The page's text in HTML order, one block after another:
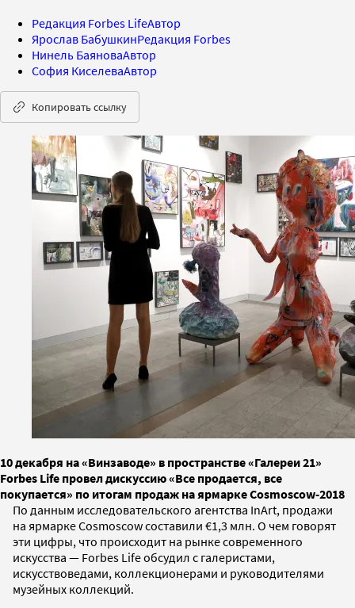
Редакция Forbes LifeАвтор
Ярослав БабушкинРедакция Forbes
Нинель БаяноваАвтор
София КиселеваАвтор
Копировать ссылку
10 декабря на «Винзаводе» в пространстве «Галереи 21»
Forbes Life провел дискусcию «Все продается, все
покупается» по итогам продаж на ярмарке Cosmoscow-2018
По данным исследовательского агентства InArt, продажи
на ярмарке Cosmoscow составили €1,3 млн. О чем говорят
эти цифры, что происходит на рынке современного
искусства — Forbes Life обсудил с галеристами,
искусствоведами, коллекционерами и руководителями
музейных коллекций.